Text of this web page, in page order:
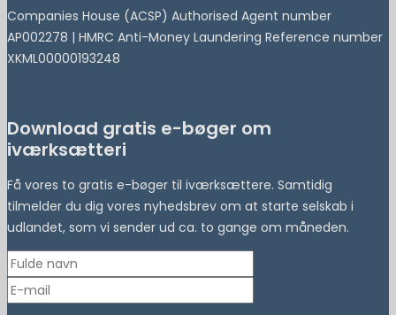
Companies House (ACSP) Authorised Agent number
AP002278 | HMRC Anti-Money Laundering Reference number
XKML00000193248
Download gratis e-bøger om
iværksætteri
Få vores to gratis e-bøger til iværksættere. Samtidig
tilmelder du dig vores nyhedsbrev om at starte selskab i
udlandet, som vi sender ud ca. to gange om måneden.